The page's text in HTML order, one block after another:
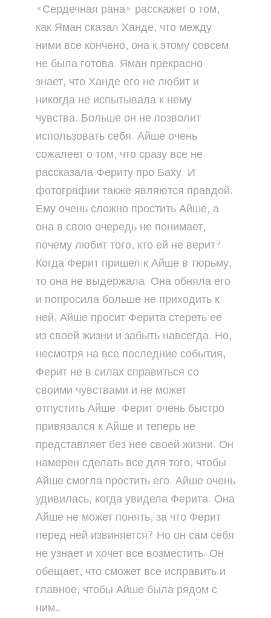
«Сердечная рана» расскажет о том,
как Яман сказал Ханде, что между
ними все кончено, она к этому совсем
не была готова. Яман прекрасно
знает, что Ханде его не любит и
никогда не испытывала к нему
чувства. Больше он не позволит
использовать себя. Айше очень
сожалеет о том, что сразу все не
рассказала Фериту про Баху. И
фотографии также являются правдой.
Ему очень сложно простить Айше, а
она в свою очередь не понимает,
почему любит того, кто ей не верит?
Когда Ферит пришел к Айше в тюрьму,
то она не выдержала. Она обняла его
и попросила больше не приходить к
ней. Айше просит Ферита стереть ее
из своей жизни и забыть навсегда. Но,
несмотря на все последние события,
Ферит не в силах справиться со
своими чувствами и не может
отпустить Айше. Ферит очень быстро
привязался к Айше и теперь не
представляет без нее своей жизни. Он
намерен сделать все для того, чтобы
Айше смогла простить его. Айше очень
удивилась, когда увидела Ферита. Она
Айше не может понять, за что Ферит
перед ней извиняется? Но он сам себя
не узнает и хочет все возместить. Он
обещает, что сможет все исправить и
главное, чтобы Айше была рядом с
ним…